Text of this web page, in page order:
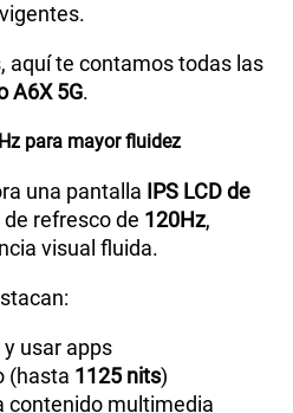
50MP+2MP
aquí te contamos todas las
A6X 5G.
para mayor fluidez
una pantalla IPS LCD de
refresco de 120Hz,
visual fluida.
usar apps
(hasta 1125 nits)
contenido multimedia